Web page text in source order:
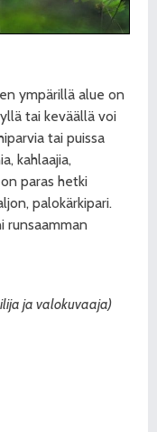
ympärillä alue on
tai keväällä voi
tai puissa
kahlaajia,
paras hetki
palokärkipari.
runsaamman
ja valokuvaaja)